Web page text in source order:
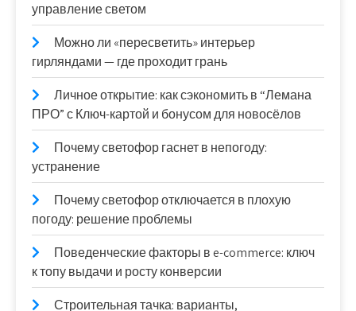
управление светом
Можно ли «пересветить» интерьер
гирляндами — где проходит грань
Личное открытие: как сэкономить в “Лемана
ПРО” с Ключ-картой и бонусом для новосёлов
Почему светофор гаснет в непогоду:
устранение
Почему светофор отключается в плохую
погоду: решение проблемы
Поведенческие факторы в e-commerce: ключ
к топу выдачи и росту конверсии
Строительная тачка: варианты,